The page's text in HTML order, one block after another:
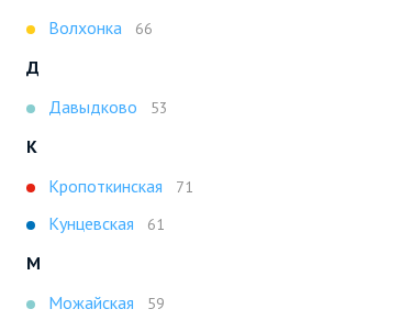
Волхонка
66
Д
Давыдково
53
К
Кропоткинская
71
Кунцевская 61
М
Можайская
59